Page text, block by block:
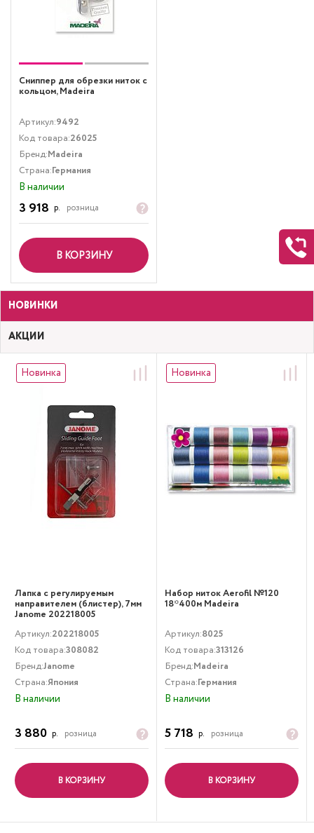
Сниппер для обрезки ниток с
кольцом, Madeira
Артикул:9492
Код товара:26025
Бренд:Madeira
Страна:Германия
В наличии
3 918 р. розница
В КОРЗИНУ
НОВИНКИ
АКЦИИ
Новинка
Лапка с регулируемым
направителем (блистер), 7мм
Janome 202218005
Артикул:202218005
Код товара:308082
Бренд:Janome
Страна:Япония
В наличии
3 880 р. розница
В КОРЗИНУ
Новинка
Набор ниток Aerofil №120
18*400м Madeira
Артикул:8025
Код товара:313126
Бренд:Madeira
Страна:Германия
В наличии
5 718 р. розница
В КОРЗИНУ